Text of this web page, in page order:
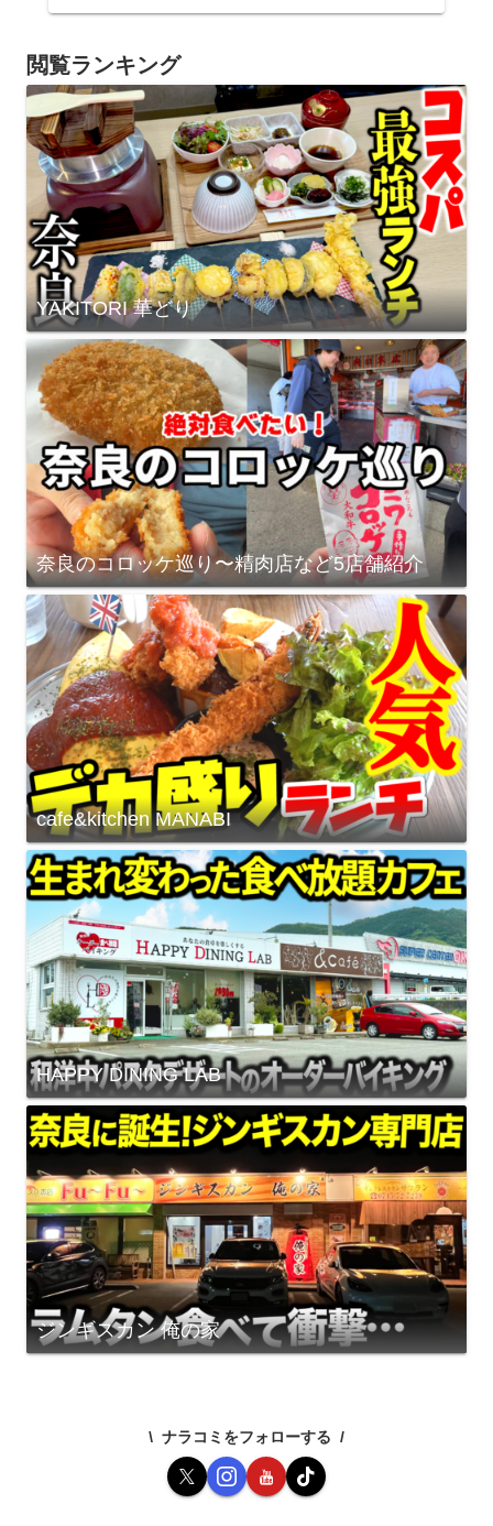
閲覧ランキング
YAKITORI 華どり
奈良のコロッケ巡り〜精肉店など5店舗紹介
cafe&kitchen MANABI
HAPPY DINING LAB
ジンギスカン 俺の家
ナラコミをフォローする